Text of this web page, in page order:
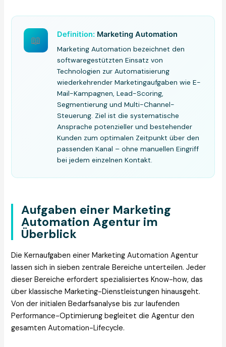
📖 Definition: Marketing Automation
Marketing Automation bezeichnet den
softwaregestützten Einsatz von
Technologien zur Automatisierung
wiederkehrender Marketingaufgaben wie E-
Mail-Kampagnen, Lead-Scoring,
Segmentierung und Multi-Channel-
Steuerung. Ziel ist die systematische
Ansprache potenzieller und bestehender
Kunden zum optimalen Zeitpunkt über den
passenden Kanal – ohne manuellen Eingriff
bei jedem einzelnen Kontakt.
Aufgaben einer Marketing
Automation Agentur im
Überblick
Die Kernaufgaben einer Marketing Automation Agentur
lassen sich in sieben zentrale Bereiche unterteilen. Jeder
dieser Bereiche erfordert spezialisiertes Know-how, das
über klassische Marketing-Dienstleistungen hinausgeht.
Von der initialen Bedarfsanalyse bis zur laufenden
Performance-Optimierung begleitet die Agentur den
gesamten Automation-Lifecycle.